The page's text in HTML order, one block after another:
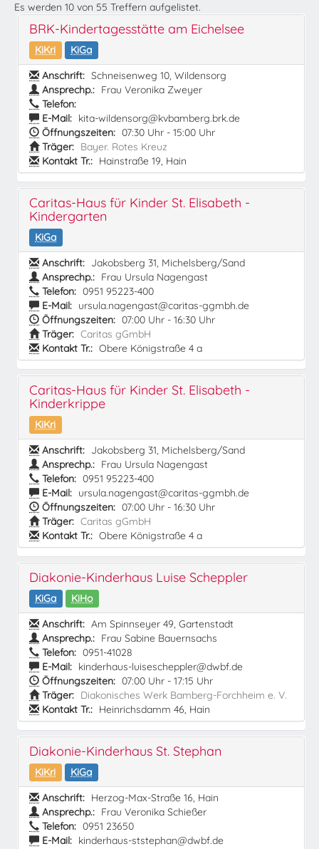
Es werden 10 von 55 Treffern aufgelistet.
BRK-Kindertagesstätte am Eichelsee
KiKri
KiGa
Anschrift: Schneisenweg 10, Wildensorg
Ansprechp.: Frau Veronika Zweyer
Telefon:
E-Mail: kita-wildensorg@kvbamberg.brk.de
Öffnungszeiten: 07:30 Uhr - 15:00 Uhr
Träger: Bayer. Rotes Kreuz
Kontakt Tr.: Hainstraße 19, Hain
Caritas-Haus für Kinder St. Elisabeth -
Kindergarten
KiGa
Anschrift: Jakobsberg 31, Michelsberg/Sand
Ansprechp.: Frau Ursula Nagengast
Telefon: 0951 95223-400
E-Mail: ursula.nagengast@caritas-ggmbh.de
Öffnungszeiten: 07:00 Uhr - 16:30 Uhr
Träger: Caritas gGmbH
Kontakt Tr.: Obere Königstraße 4 a
Caritas-Haus für Kinder St. Elisabeth -
Kinderkrippe
KiKri
Anschrift: Jakobsberg 31, Michelsberg/Sand
Ansprechp.: Frau Ursula Nagengast
Telefon: 0951 95223-400
E-Mail: ursula.nagengast@caritas-ggmbh.de
Öffnungszeiten: 07:00 Uhr - 16:30 Uhr
Träger: Caritas gGmbH
Kontakt Tr.: Obere Königstraße 4 a
Diakonie-Kinderhaus Luise Scheppler
KiGa
KiHo
Anschrift: Am Spinnseyer 49, Gartenstadt
Ansprechp.: Frau Sabine Bauernsachs
Telefon: 0951-41028
E-Mail: kinderhaus-luisescheppler@dwbf.de
Öffnungszeiten: 07:00 Uhr - 17:15 Uhr
Träger: Diakonisches Werk Bamberg-Forchheim e. V.
Kontakt Tr.: Heinrichsdamm 46, Hain
Diakonie-Kinderhaus St. Stephan
KiKri
KiGa
Anschrift: Herzog-Max-Straße 16, Hain
Ansprechp.: Frau Veronika Schießer
Telefon: 0951 23650
E-Mail: kinderhaus-ststephan@dwbf.de